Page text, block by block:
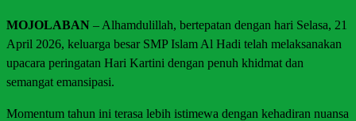
MOJOLABAN – Alhamdulillah, bertepatan dengan hari Selasa, 21
April 2026, keluarga besar SMP Islam Al Hadi telah melaksanakan
upacara peringatan Hari Kartini dengan penuh khidmat dan
semangat emansipasi.
Momentum tahun ini terasa lebih istimewa dengan kehadiran nuansa